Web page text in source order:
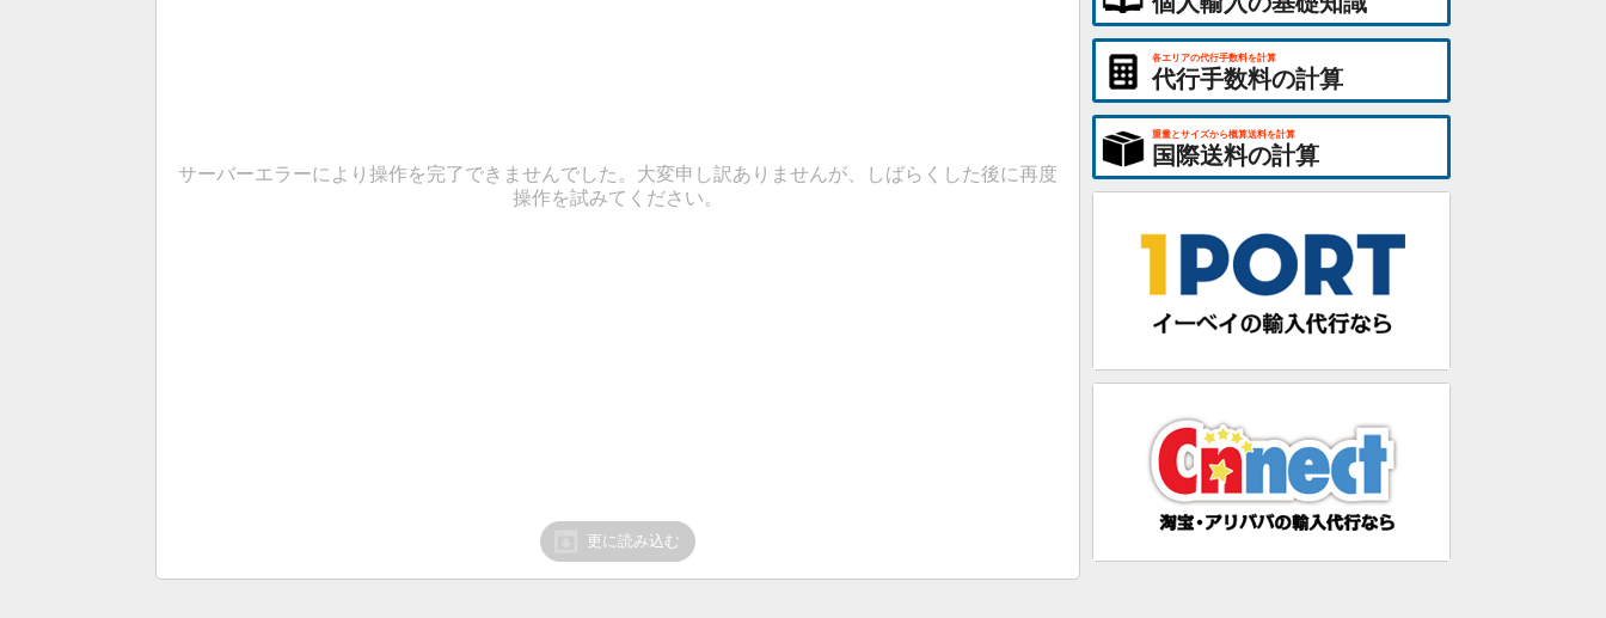
サーバーエラーにより操作を完了できませんでした。大変申し訳ありませんが、しばらくした後に再度
操作を試みてください。
更に読み込む
各エリアの代行手数料を計算
代行手数料の計算
重量とサイズから概算送料を計算
国際送料の計算